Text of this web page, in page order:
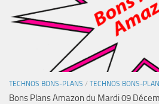
TECHNOS BONS-PLANS / TECHNOS BONS-
Bons Plans Amazon du Mardi 09